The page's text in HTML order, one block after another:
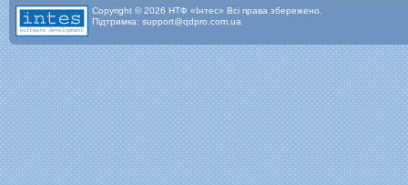
Copyright © 2026 НТФ «Інтес» Всі права збережено.
Підтримка: support@qdpro.com.ua